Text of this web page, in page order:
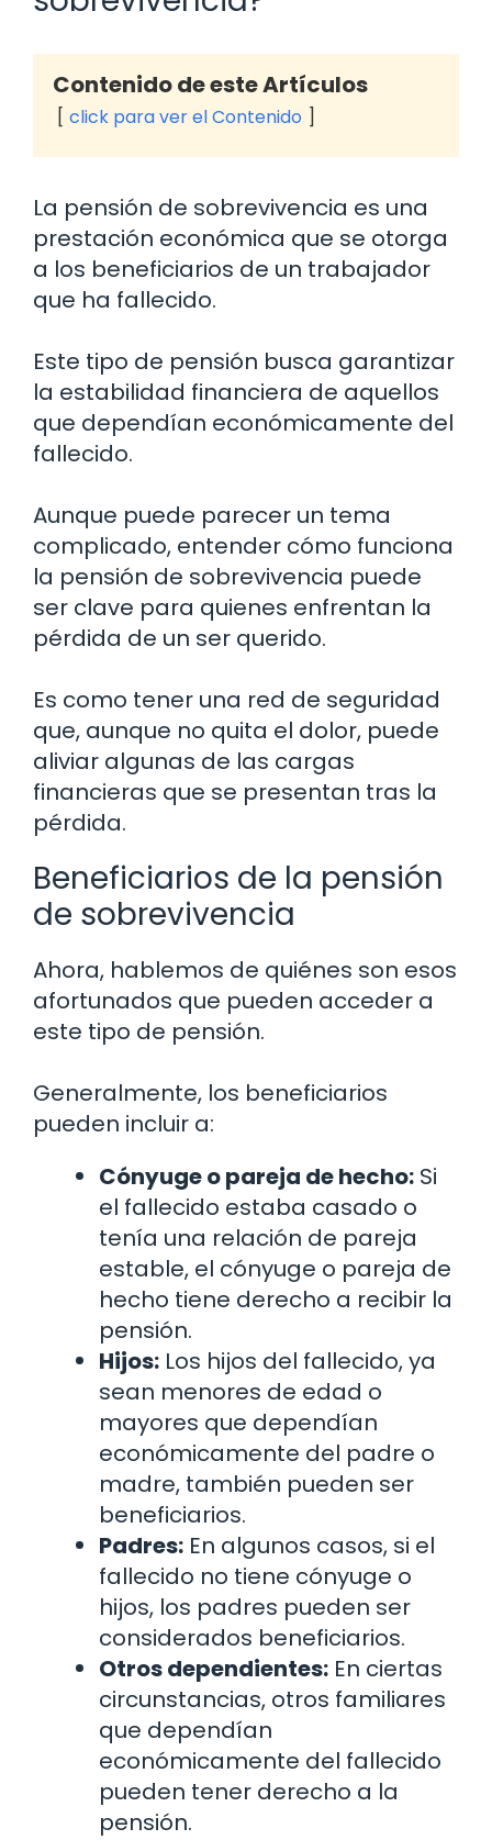
Contenido de este Artículos
click para ver el Contenido
La pensión de sobrevivencia es una
prestación económica que se otorga
a los beneficiarios de un trabajador
que ha fallecido.
Este tipo de pensión busca garantizar
la estabilidad financiera de aquellos
que dependían económicamente del
fallecido.
Aunque puede parecer un tema
complicado, entender cómo funciona
la pensión de sobrevivencia puede
ser clave para quienes enfrentan la
pérdida de un ser querido.
Es como tener una red de seguridad
que, aunque no quita el dolor, puede
aliviar algunas de las cargas
financieras que se presentan tras la
pérdida.
Beneficiarios de la pensión
de sobrevivencia
Ahora, hablemos de quiénes son esos
afortunados que pueden acceder a
este tipo de pensión.
Generalmente, los beneficiarios
pueden incluir a:
Cónyuge o pareja de hecho: Si
el fallecido estaba casado o
tenía una relación de pareja
estable, el cónyuge o pareja de
hecho tiene derecho a recibir la
pensión.
Hijos: Los hijos del fallecido, ya
sean menores de edad o
mayores que dependían
económicamente del padre o
madre, también pueden ser
beneficiarios.
Padres: En algunos casos, si el
fallecido no tiene cónyuge o
hijos, los padres pueden ser
considerados beneficiarios.
Otros dependientes: En ciertas
circunstancias, otros familiares
que dependían
económicamente del fallecido
pueden tener derecho a la
pensión.